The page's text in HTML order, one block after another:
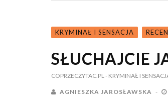
KRYMINAŁ I SENSACJA
SŁUCHAJCIE
COPRZECZYTAC.PL- KRYMINAŁ I
AGNIESZKA JAROSŁAWSKA